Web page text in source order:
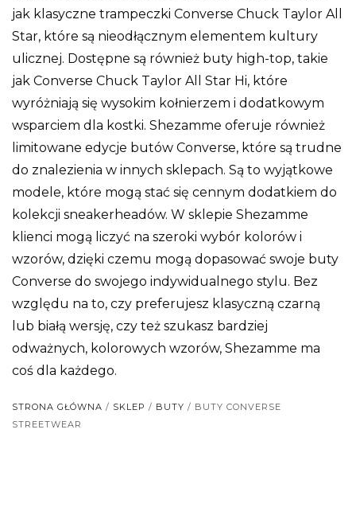
jak klasyczne trampeczki Converse Chuck Taylor All
Star, które są nieodłącznym elementem kultury
ulicznej. Dostępne są również buty high-top, takie
jak Converse Chuck Taylor All Star Hi, które
wyróżniają się wysokim kołnierzem i dodatkowym
wsparciem dla kostki. Shezamme oferuje również
limitowane edycje butów Converse, które są trudne
do znalezienia w innych sklepach. Są to wyjątkowe
modele, które mogą stać się cennym dodatkiem do
kolekcji sneakerheadów. W sklepie Shezamme
klienci mogą liczyć na szeroki wybór kolorów i
wzorów, dzięki czemu mogą dopasować swoje buty
Converse do swojego indywidualnego stylu. Bez
względu na to, czy preferujesz klasyczną czarną
lub białą wersję, czy też szukasz bardziej
odważnych, kolorowych wzorów, Shezamme ma
coś dla każdego.
STRONA GŁÓWNA / SKLEP / BUTY / BUTY CONVERSE
STREETWEAR